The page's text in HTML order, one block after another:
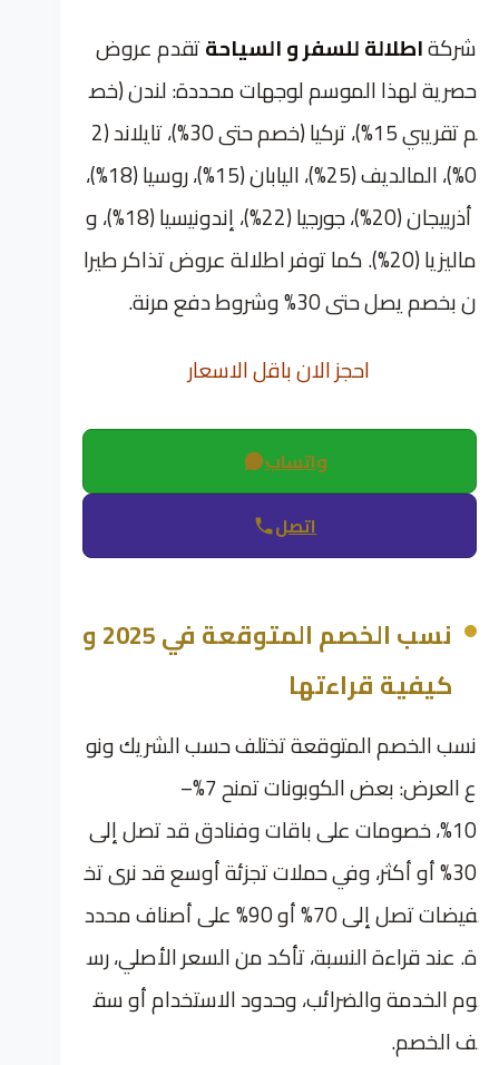
شركةاطلالة للسفر و السياحةتقدم عروض
حصرية لهذا الموسم لوجهات محددة: لندن (خص
م تقريبي 15%)، تركيا (خصم حتى 30%)، تايلاند (2
0%)، المالديف (25%)، اليابان (15%)، روسيا (18%)،
أذربيجان (20%)، جورجيا (22%)، إندونيسيا (18%)، و
ماليزيا (20%). كما توفر اطلالة عروض تذاكر طيرا
ن بخصم يصل حتى 30% وشروط دفع مرنة.
احجز الان باقل الاسعار
واتساب
اتصل
نسب الخصم المتوقعة في 2025 و
كيفية قراءتها
نسب الخصم المتوقعة تختلف حسب الشريك ونو
ع العرض: بعض الكوبونات تمنح 7%–
10%، خصومات على باقات وفنادق قد تصل إلى
30% أو أكثر، وفي حملات تجزئة أوسع قد نرى تخ
فيضات تصل إلى 70% أو 90% على أصناف محدد
ة. عند قراءة النسبة، تأكد من السعر الأصلي، رس
وم الخدمة والضرائب، وحدود الاستخدام أو سق
ف الخصم.